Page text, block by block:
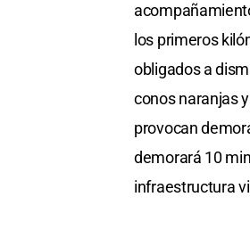
los primeros
obligados a
conos naranjas
provocan
demorará 10
infraestructura